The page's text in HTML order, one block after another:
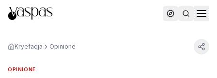
Kryefaqja Opinione
OPINIONE